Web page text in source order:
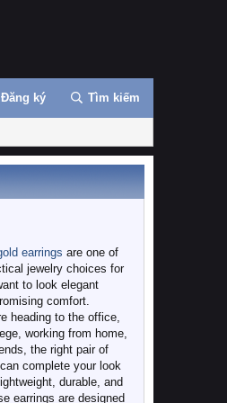
Đăng ký Tìm kiếm
earrings are one of
jewelry choices for
to look elegant
comfort.
heading to the office,
working from home,
the right pair of
complete your look
durable, and
earrings are designed